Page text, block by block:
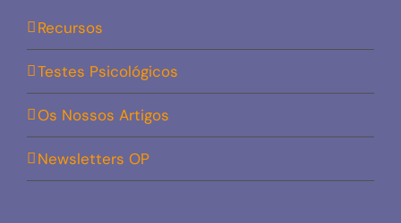
Recursos
Testes Psicológicos
Os Nossos Artigos
Newsletters OP